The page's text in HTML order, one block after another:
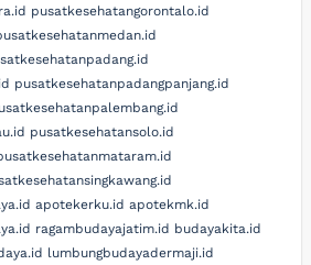
pusatkesehatangorontalo.id
pusatkesehatanpadangpanjang.id
pusatkesehatansolo.id
apotekerku.id apotekmk.id
ragambudayajatim.id budayakita.id
lumbungbudayadermaji.id